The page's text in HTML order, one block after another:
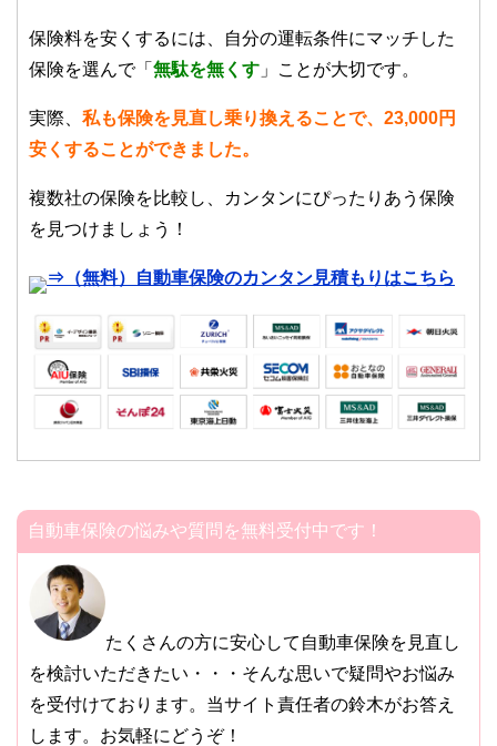
保険料を安くするには、自分の運転条件にマッチした
保険を選んで「 無駄を無くす 」ことが大切です。
実際、 私も保険を見直し乗り換えることで、23,000円
安くすることができました。
複数社の保険を比較し、カンタンにぴったりあう保険
を見つけましょう！
⇒（無料）自動車保険のカンタン見積もりはこちら
自動車保険の悩みや質問を無料受付中です！
たくさんの方に安心して自動車保険を見直し
を検討いただきたい・・・そんな思いで疑問やお悩み
を受付けております。当サイト責任者の鈴木がお答え
します。お気軽にどうぞ！